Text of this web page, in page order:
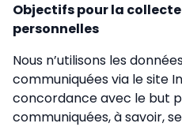
Objectifs pour la
personnelles
Nous n’utilisons les
communiquées via le site
concordance avec le but
communiquées, à savoir,